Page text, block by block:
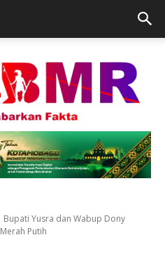
Bupati Yusra dan Wabup Dony
Putih